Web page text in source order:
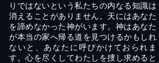
りではないという私たちの内なる知識は
消えることがありません。天にはあなた
を諦めなかった神がいます。神はあなた
が本当の家へ帰る道を見つけるかもしれ
ないと、あなたに呼びかけておられま
す。心を尽くしてわたしを捜し求めると